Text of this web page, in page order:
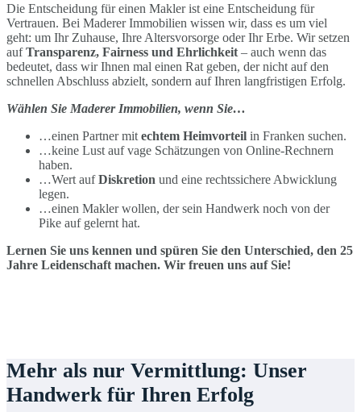
Die Entscheidung für einen Makler ist eine Entscheidung für
Vertrauen. Bei Maderer Immobilien wissen wir, dass es um viel
geht: um Ihr Zuhause, Ihre Altersvorsorge oder Ihr Erbe. Wir setzen
aufTransparenz, Fairness und Ehrlichkeit – auch wenn das
bedeutet, dass wir Ihnen mal einen Rat geben, der nicht auf den
schnellen Abschluss abzielt, sondern auf Ihren langfristigen Erfolg.
Wählen Sie Maderer Immobilien, wenn Sie…
…einen Partner mit echtem Heimvorteil in Franken suchen.
…keine Lust auf vage Schätzungen von Online-Rechnern
haben.
…Wert aufDiskretion und eine rechtssichere Abwicklung
legen.
…einen Makler wollen, der sein Handwerk noch von der
Pike auf gelernt hat.
Lernen Sie uns kennen und spüren Sie den Unterschied, den 25
Jahre Leidenschaft machen. Wir freuen uns auf Sie!
Mehr als nur Vermittlung: Unser
Handwerk für Ihren Erfolg